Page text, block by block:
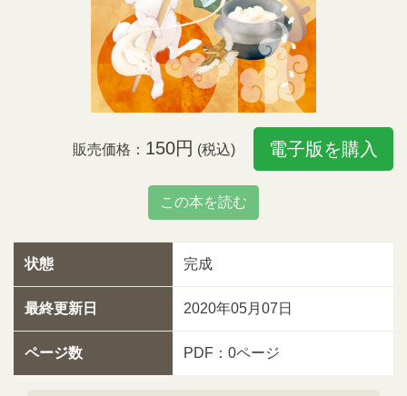
販売価格： 150円 (税込) 電子版を購入
この本を読む
状態 完成
最終更新日 2020年05月07日
ページ数 PDF：0ページ